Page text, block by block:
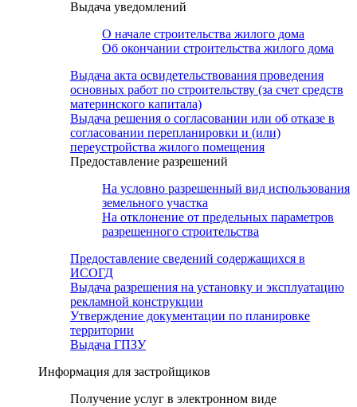
Выдача уведомлений
О начале строительства жилого дома
Об окончании строительства жилого дома
Выдача акта освидетельствования проведения
основных работ по строительству (за счет средств
материнского капитала)
Выдача решения о согласовании или об отказе в
согласовании перепланировки и (или)
переустройства жилого помещения
Предоставление разрешений
На условно разрешенный вид использования
земельного участка
На отклонение от предельных параметров
разрешенного строительства
Предоставление сведений содержащихся в
ИСОГД
Выдача разрешения на установку и эксплуатацию
рекламной конструкции
Утверждение документации по планировке
территории
Выдача ГПЗУ
Информация для застройщиков
Получение услуг в электронном виде